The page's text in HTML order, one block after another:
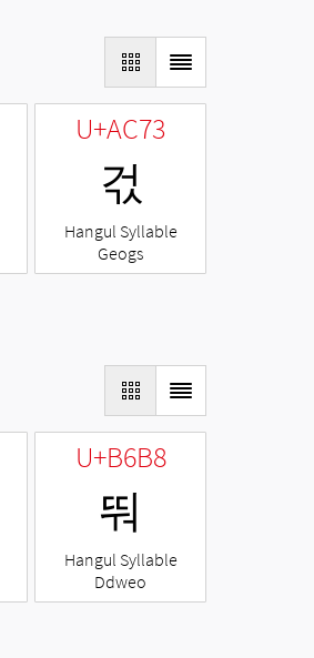
U+AC73
걳
Hangul Syllable
Geogs
U+B6B8
뚸
Hangul Syllable
Ddweo